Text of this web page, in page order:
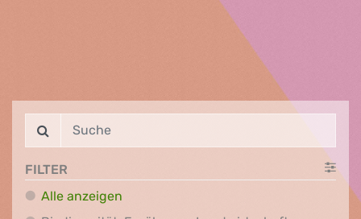
FILTER
Alle anzeigen